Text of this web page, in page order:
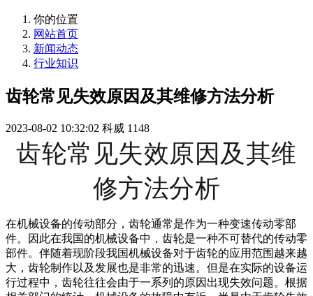
你的位置
网站首页
新闻动态
行业知识
齿轮常见失效原因及其维修方法分析
2023-08-02 10:32:02 科威 1148
齿轮常见失效原因及其维
修方法分析
在机械设备的传动部分，齿轮通常是作为一种变速传动零部
件。因此在我国的机械设备中，齿轮是一种不可替代的传动零
部件。伴随着现阶段我国机械设备对于齿轮的应用范围越来越
大，齿轮制作以及发展也是非常的迅速。但是在实际的设备运
行过程中，齿轮往往会由于一系列的原因出现失效问题。根据